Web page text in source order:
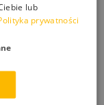
kamienia 20-
lub
prywatności